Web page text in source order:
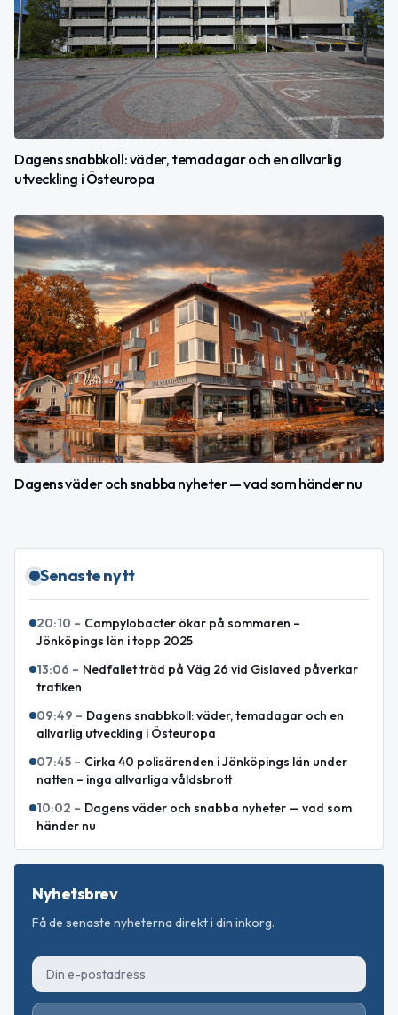
Dagens snabbkoll: väder, temadagar och en allvarlig
utveckling i Östeuropa
Dagens väder och snabba nyheter — vad som händer nu
Senaste nytt
20:10 – Campylobacter ökar på sommaren –
Jönköpings län i topp 2025
13:06 – Nedfallet träd på Väg 26 vid Gislaved påverkar
trafiken
09:49 – Dagens snabbkoll: väder, temadagar och en
allvarlig utveckling i Östeuropa
07:45 – Cirka 40 polisärenden i Jönköpings län under
natten – inga allvarliga våldsbrott
10:02 – Dagens väder och snabba nyheter — vad som
händer nu
Nyhetsbrev
Få de senaste nyheterna direkt i din inkorg.